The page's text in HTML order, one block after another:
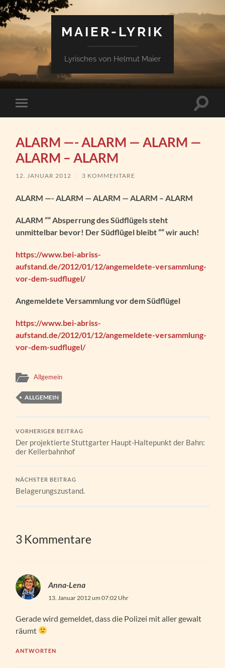
MAIER-LYRIK
Lyrisches von Helmut Maier
Mobile-
Menü
ALARM —- ALARM — ALARM —
ALARM – ALARM
12. JANUAR 2012 / 3 KOMMENTARE
ALARM —- ALARM — ALARM — ALARM – ALARM
ALARM ”“ Absperrung des Südflügels steht
unmittelbar bevor! Der Südflügel bleibt ”“ wir auch!
https://www.bei-abriss-
aufstand.de/2012/01/12/angemeldete-versammlung-
vor-dem-sudflugel/
Angemeldete Versammlung vor dem Südflügel
https://www.bei-abriss-
aufstand.de/2012/01/12/angemeldete-versammlung-
vor-dem-sudflugel/
Allgemein
ALLGEMEIN
VORHERIGER BEITRAG
Der projektierte Stuttgarter Haupt-Haltepunkt der Bahn:
der Kellerbahnhof
NÄCHSTER BEITRAG
Belagerungszustand.
3 Kommentare
Anna-Lena
13. Januar 2012 um 07:02 Uhr
Gerade wird gemeldet, dass die Polizei mit aller gewalt
räumt
ANTWORTEN